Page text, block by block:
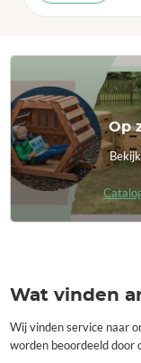
Op
Wat vinden
Wij vinden service naar
worden beoordeeld door